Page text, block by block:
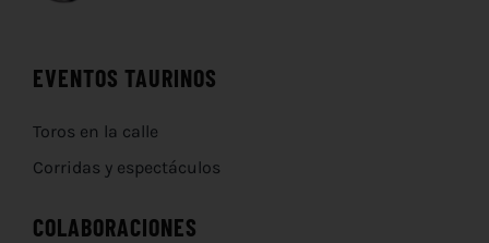
EVENTOS TAURINOS
Toros en la calle
Corridas y espectáculos
COLABORACIONES